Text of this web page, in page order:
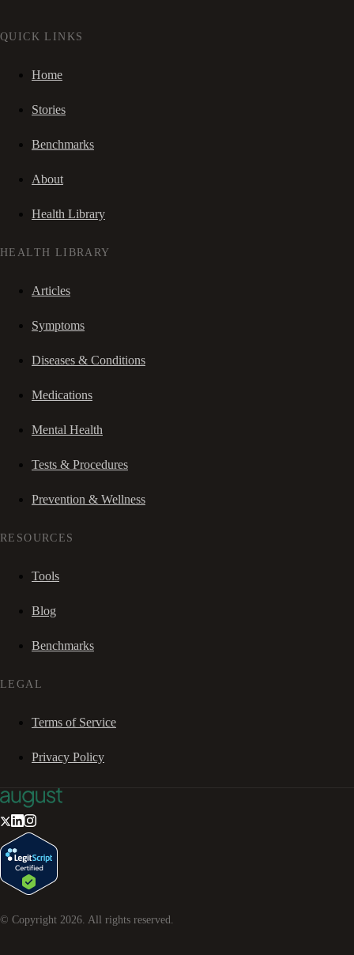
QUICK LINKS
Home
Stories
Benchmarks
About
Health Library
HEALTH LIBRARY
Articles
Symptoms
Diseases & Conditions
Medications
Mental Health
Tests & Procedures
Prevention & Wellness
RESOURCES
Tools
Blog
Benchmarks
LEGAL
Terms of Service
Privacy Policy
© Copyright 2026 . All rights reserved.